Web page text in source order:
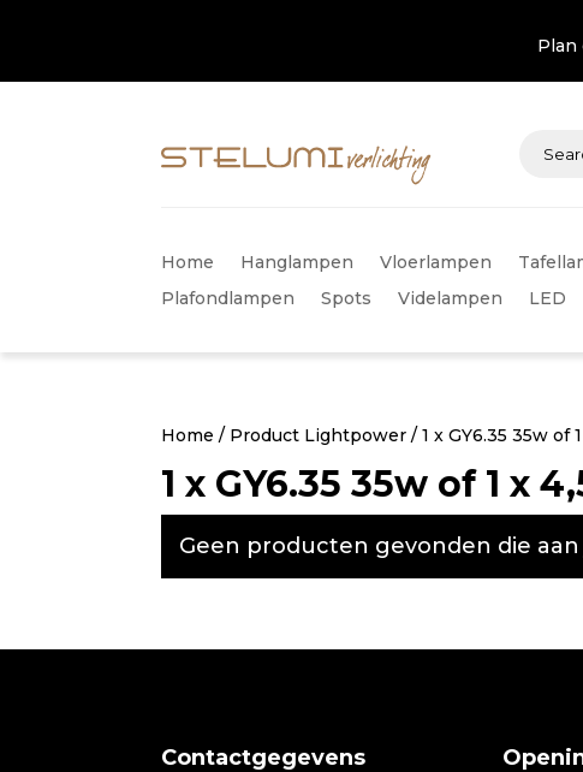
Plan
Home Hanglampen Vloerlampen
Plafondlampen
Spots Videlampen LED
Home / Product Lightpower / 1 x GY6.35 35w of
1 x GY6.35 35w of 1 x
Geen producten gevonden die
Contactgegevens